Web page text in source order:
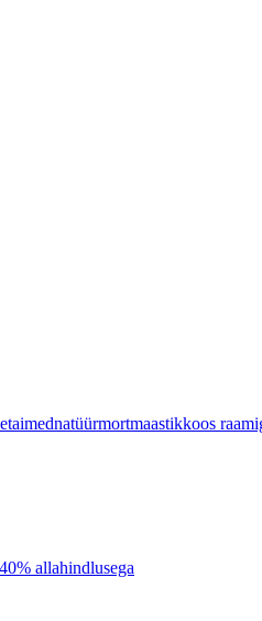
taimednatüürmortmaastikkoos
allahindlusega